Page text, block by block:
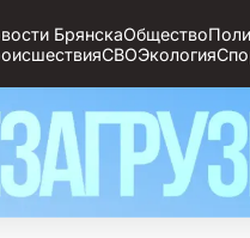
БрянскаОбщество
СВОЭкология